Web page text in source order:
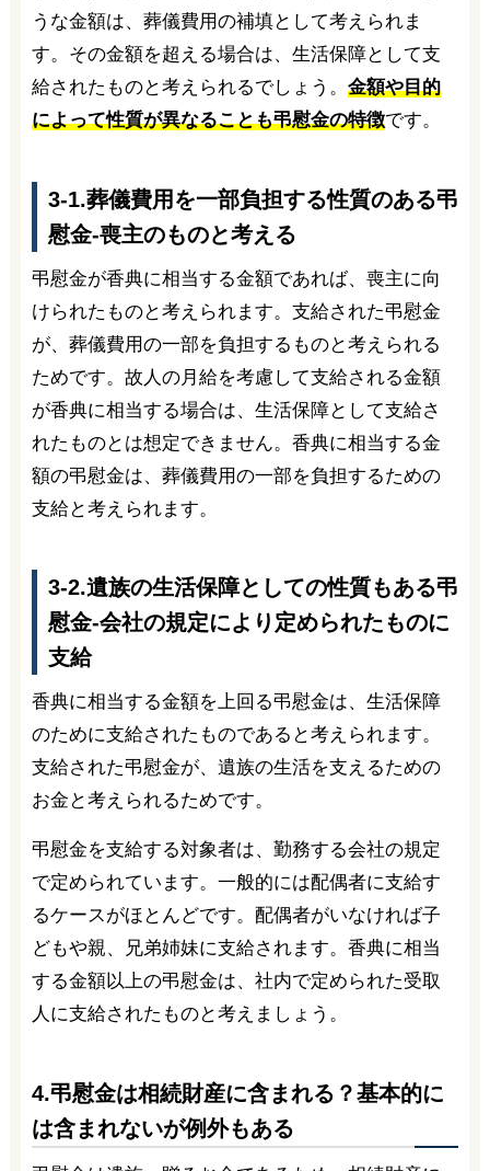
うな金額は、葬儀費用の補填として考えられま
す。その金額を超える場合は、生活保障として支
給されたものと考えられるでしょう。 金額や目的
によって性質が異なることも弔慰金の特徴です。
3-1.葬儀費用を一部負担する性質のある弔
慰金-喪主のものと考える
弔慰金が香典に相当する金額であれば、喪主に向
けられたものと考えられます。支給された弔慰金
が、葬儀費用の一部を負担するものと考えられる
ためです。故人の月給を考慮して支給される金額
が香典に相当する場合は、生活保障として支給さ
れたものとは想定できません。香典に相当する金
額の弔慰金は、葬儀費用の一部を負担するための
支給と考えられます。
3-2.遺族の生活保障としての性質もある弔
慰金-会社の規定により定められたものに
支給
香典に相当する金額を上回る弔慰金は、生活保障
のために支給されたものであると考えられます。
支給された弔慰金が、遺族の生活を支えるための
お金と考えられるためです。
弔慰金を支給する対象者は、勤務する会社の規定
で定められています。一般的には配偶者に支給す
るケースがほとんどです。配偶者がいなければ子
どもや親、兄弟姉妹に支給されます。香典に相当
する金額以上の弔慰金は、社内で定められた受取
人に支給されたものと考えましょう。
4.弔慰金は相続財産に含まれる？基本的に
は含まれないが例外もある